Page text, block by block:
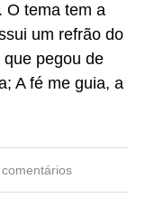
O tema tem a
um refrão do
pegou de
A fé me guia, a